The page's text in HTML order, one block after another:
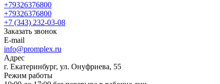
+79326376800
+79326376800
+7 (343) 232-03-08
Заказать звонок
E-mail
info@promplex.ru
Адрес
г. Екатеринбург, ул. Онуфриева, 55
Режим работы